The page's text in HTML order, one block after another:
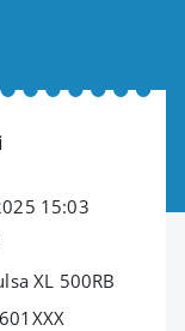
15:03
XL 500RB